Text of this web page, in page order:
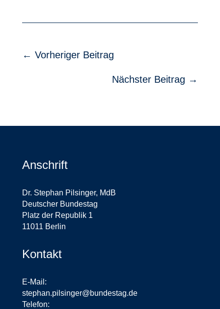
← Vorheriger Beitrag
Nächster Beitrag →
Anschrift
Dr. Stephan Pilsinger, MdB
Deutscher Bundestag
Platz der Republik 1
11011 Berlin
Kontakt
E-Mail:
stephan.pilsinger@bundestag.de
Telefon: